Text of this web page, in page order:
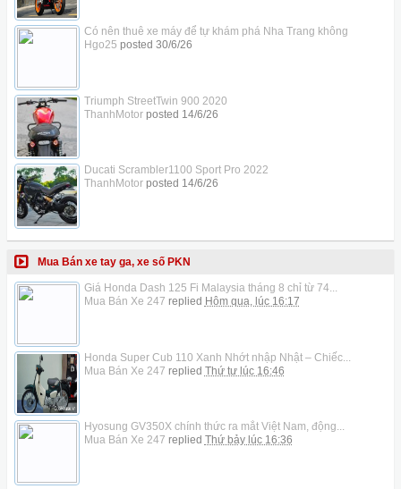
Có nên thuê xe máy để tự khám phá Nha Trang không
Hgo25 posted 30/6/26
Triumph StreetTwin 900 2020
ThanhMotorposted 14/6/26
Ducati Scrambler1100 Sport Pro 2022
ThanhMotorposted 14/6/26
Mua Bán xe tay ga, xe số PKN
Giá Honda Dash 125 Fi Malaysia tháng 8 chỉ từ 74...
Mua Bán Xe 247 replied Hôm qua, lúc 16:17
Honda Super Cub 110 Xanh Nhớt nhập Nhật – Chiếc...
Mua Bán Xe 247 replied Thứ tư lúc 16:46
Hyosung GV350X chính thức ra mắt Việt Nam, động...
Mua Bán Xe 247 replied Thứ bảy lúc 16:36